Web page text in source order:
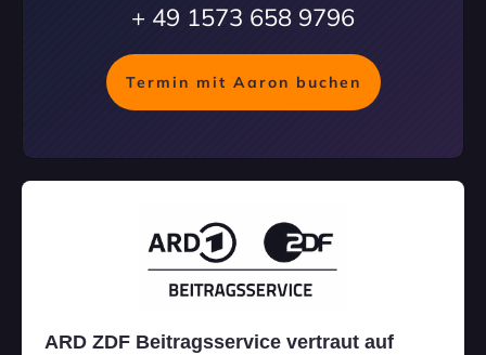
+ 49 1573 658 9796
Termin mit Aaron buchen
ARD ZDF Beitragsservice vertraut auf